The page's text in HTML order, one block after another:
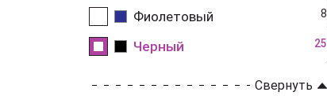
Фиолетовый 8
Черный 25
Свернуть